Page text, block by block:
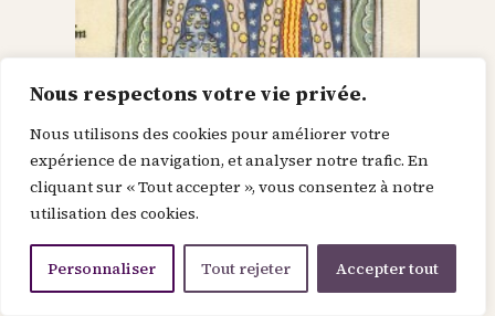
Nous respectons votre vie privée.
Nous utilisons des cookies pour améliorer votre
expérience de navigation, et analyser notre trafic. En
cliquant sur « Tout accepter », vous consentez à notre
utilisation des cookies.
Personnaliser Tout rejeter Accepter tout
Dieu dans le Christ,
recherche l’homme et
le renouvelle